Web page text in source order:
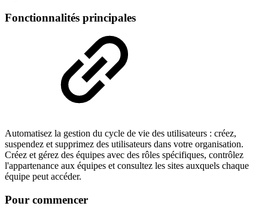
Fonctionnalités principales
Automatisez la gestion du cycle de vie des utilisateurs : créez,
suspendez et supprimez des utilisateurs dans votre organisation.
Créez et gérez des équipes avec des rôles spécifiques, contrôlez
l'appartenance aux équipes et consultez les sites auxquels chaque
équipe peut accéder.
Pour commencer